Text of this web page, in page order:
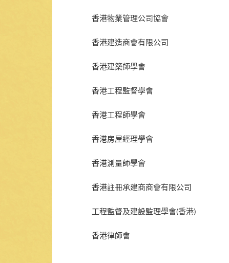
香港物業管理公司協會
香港建造商會有限公司
香港建築師學會
香港工程監督學會
香港工程師學會
香港房屋經理學會
香港測量師學會
香港註冊承建商商會有限公司
工程監督及建設監理學會(香港)
香港律師會